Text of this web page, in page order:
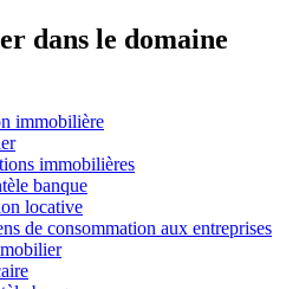
dans le domaine
immobilière
immobilières
banque
locative
de consommation aux entreprises